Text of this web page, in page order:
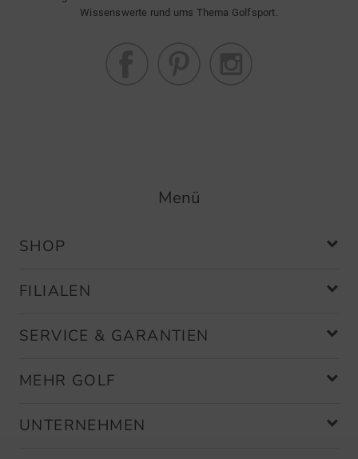
Wissenswerte rund ums Thema Golfsport.
Menü
SHOP
FILIALEN
SERVICE & GARANTIEN
MEHR GOLF
UNTERNEHMEN